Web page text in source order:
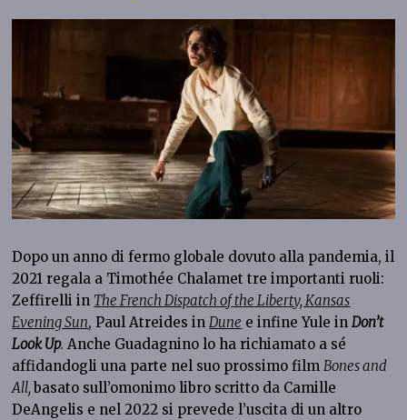
Dopo un anno di fermo globale dovuto alla pandemia, il
2021 regala a Timothée Chalamet tre importanti ruoli:
Zeffirelli in The French Dispatch of the Liberty, Kansas
Evening Sun, Paul Atreides inDune e infine Yule inDon’t
Look Up. Anche Guadagnino lo ha richiamato a sé
affidandogli una parte nel suo prossimo filmBones and
All, basato sull’omonimo libro scritto da Camille
DeAngelis e nel 2022 si prevede l’uscita di un altro